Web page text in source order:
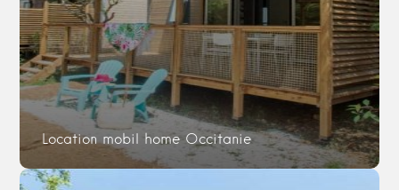
Location mobil home Occitanie